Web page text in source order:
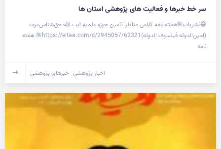
سر خط خبرها و فعالیت های پژوهشی استان ها
🔵نشریات🌺هفته نامه کلامی مناظرا تامین حوزه‌ علمیه آیت الله حق‌شناس«ره‌»‌
(امین‌الدوله فیلسوف الدوله)https://eitaa.com/c/2945057/62321🌺 هفته
نامه
اخبار پژوهشی خبرهای پژوهشی